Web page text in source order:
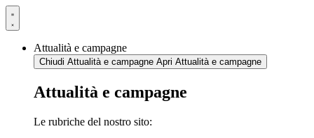
Vai
al
Attualità e campagne
Chiudi Attualità e campagne Apri Attualità e campagne
Attualità e campagne
Le rubriche del nostro sito: